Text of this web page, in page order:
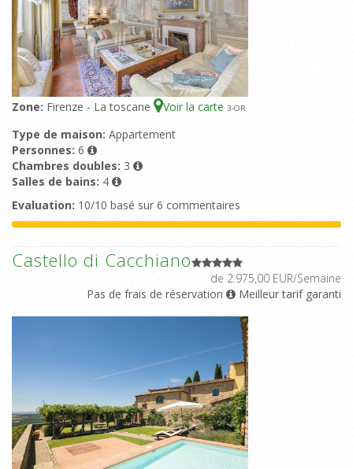
Zone: Firenze - La toscane Voir la carte 3-OR
Type de maison: Appartement
Personnes: 6
Chambres doubles: 3
Salles de bains: 4
Evaluation: 10/10 basé sur 6 commentaires
Castello di Cacchiano
de 2.975,00 EUR/Semaine
Pas de frais de réservation
Meilleur tarif garanti